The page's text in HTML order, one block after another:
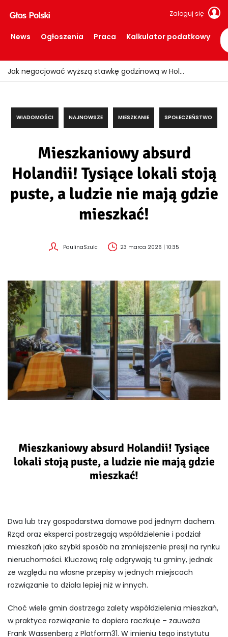
Zaloguj się
News Ogłoszenia Praca Kalkulator podatkowy
Ogień znów uderzył w Limburgii! Pociągi ruszyły, ale teren nadal zamknięty
WIADOMOŚCI NAJNOWSZE MIESZKANIE SPOŁECZEŃSTWO
Mieszkaniowy absurd
Holandii! Tysiące lokali stoją
puste, a ludzie nie mają gdzie
mieszkać!
PaulinaSzulc 23 marca 2026 | 10:35
Mieszkaniowy absurd Holandii! Tysiące
lokali stoją puste, a ludzie nie mają gdzie
mieszkać!
Dwa lub trzy gospodarstwa domowe pod jednym dachem.
Rząd oraz eksperci postrzegają współdzielenie i podział
mieszkań jako szybki sposób na zmniejszenie presji na rynku
nieruchomości. Kluczową rolę odgrywają tu gminy, jednak
ze względu na własne przepisy w jednych miejscach
rozwiązanie to działa lepiej niż w innych.
Choć wiele gmin dostrzega zalety współdzielenia mieszkań,
w praktyce rozwiązanie to dopiero raczkuje – zauważa
Frank Wassenberg z Platform31. W imieniu tego instytutu